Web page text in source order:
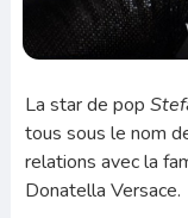
La star de pop
tous sous le nom
relations avec la
Donatella Versace.